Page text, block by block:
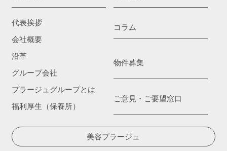
代表挨拶
会社概要
沿革
グループ会社
プラージュグループとは
福利厚生（保養所）
コラム
物件募集
ご意見・ご要望窓口
美容プラージュ